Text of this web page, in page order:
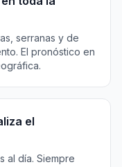
serranas y de
El pronóstico en
el
al día. Siempre